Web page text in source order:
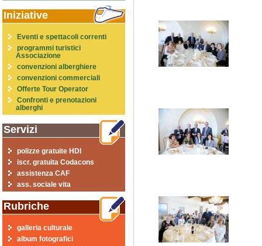
Iniziative
Eventi e spettacoli correnti
programmi turistici
Associazione
convenzioni alberghiere
convenzioni commerciali
Offerte Tour Operator
Confronti e prenotazioni
alberghi
Servizi
polizze gratuite HDI
iscr. gratuita Codacons
assistenza CAF
ass. sociale vita
Rubriche
galleria culturale
album fotografici